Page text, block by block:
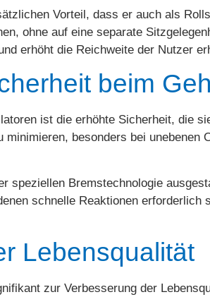
Vorteil, dass er auch als
ohne auf eine separate
erhöht die Reichweite der Nutzer
beim
ist die erhöhte Sicherheit, die
besonders bei
speziellen Bremstechnologie
schnelle Reaktionen
Lebensqualität
zur Verbesserung der